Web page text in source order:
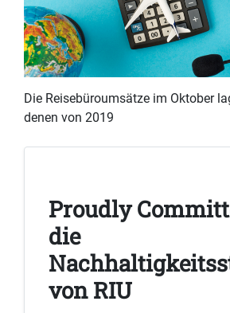
Die Reisebüroumsätze im Oktober
denen von 2019
Proudly
die
von RIU